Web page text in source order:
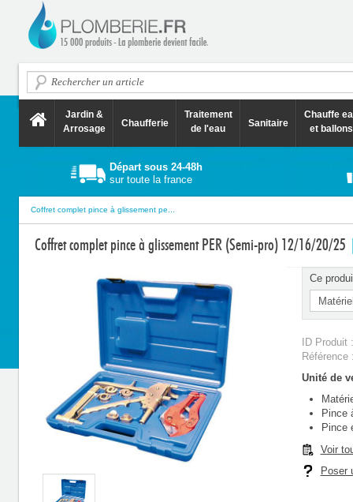
Jardin &
Arrosage
Chaufferie
Traitement
de l'eau
Sanitaire
Chauffe
et ballons
Départ sous 24-48h
sur toute la france
Coffret complet pince à glissement pe...
Coffret complet pince à glissement PER (Semi-pro) 12/16/20/25
Ce
ID Produit
Unité de
Pince
Pince
Voir
Poser